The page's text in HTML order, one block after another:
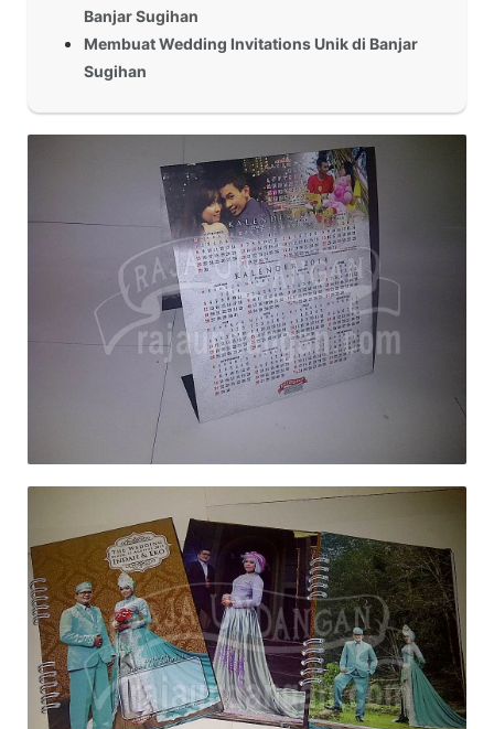
Banjar Sugihan
Membuat Wedding Invitations Unik di Banjar
Sugihan